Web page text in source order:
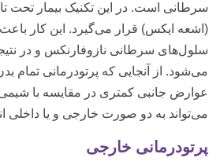
سرطانی است. در این تکنیک بیمار تحت
(اشعه ایکس) قرار می‌گیرد. این کار
سلول‌های سرطانی نازوفارنکس و در
می‌شود. از آنجایی که پرتودرمانی تمام
عوارض جانبی کمتری در مقایسه با
می‌تواند به دو صورت خارجی و یا داخلی
پرتودرمانی خارجی